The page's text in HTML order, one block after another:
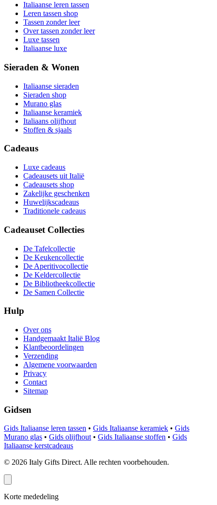
Italiaanse leren tassen
Leren tassen shop
Tassen zonder leer
Over tassen zonder leer
Luxe tassen
Italiaanse luxe
Sieraden & Wonen
Italiaanse sieraden
Sieraden shop
Murano glas
Italiaanse keramiek
Italiaans olijfhout
Stoffen & sjaals
Cadeaus
Luxe cadeaus
Cadeausets uit Italië
Cadeausets shop
Zakelijke geschenken
Huwelijkscadeaus
Traditionele cadeaus
Cadeauset Collecties
De Tafelcollectie
De Keukencollectie
De Aperitivocollectie
De Keldercollectie
De Bibliotheekcollectie
De Samen Collectie
Hulp
Over ons
Handgemaakt Italië Blog
Klantbeoordelingen
Verzending
Algemene voorwaarden
Privacy
Contact
Sitemap
Gidsen
Gids Italiaanse leren tassen • Gids Italiaanse keramiek • Gids
Murano glas • Gids olijfhout • Gids Italiaanse stoffen • Gids
Italiaanse kerstcadeaus
© 2026 Italy Gifts Direct. Alle rechten voorbehouden.
Korte mededeling